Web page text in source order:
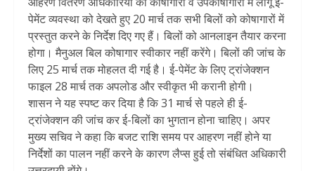
पेमेंट व्यवस्था को देखते हुए 20 मार्च तक सभी बिलों को कोषागारों में
प्रस्तुत करने के निर्देश दिए गए हैं। बिलों को आनलाइन तैयार करना
होगा। मैनुअल बिल कोषागार स्वीकार नहीं करेंगे। बिलों की जांच के
लिए 25 मार्च तक मोहलत दी गई है। ई-पेमेंट के लिए ट्रांजेक्शन
फाइल 28 मार्च तक अपलोड और स्वीकृत भी करानी होगी।
शासन ने यह स्पष्ट कर दिया है कि 31 मार्च से पहले ही ई-
ट्रांजेक्शन की जांच कर ई-बिलों का भुगतान होना चाहिए। अपर
मुख्य सचिव ने कहा कि बजट राशि समय पर आहरण नहीं होने या
निर्देशों का पालन नहीं करने के कारण लैप्स हुई तो संबंधित अधिकारी